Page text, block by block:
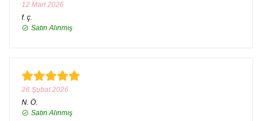
12 Mart 2026
f. ç.
Satın Alınmış
26 Şubat 2026
N. Ö.
Satın Alınmış